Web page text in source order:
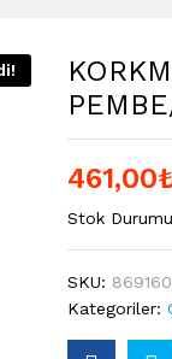
461,00
Stok
SKU:
Kategoriler: